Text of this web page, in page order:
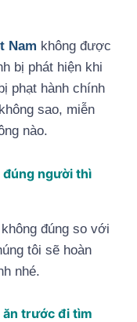
Nam không được
bị phát hiện khi
phạt hành chính
sao, miễn
nào.
đúng người thì
đúng so với
tôi sẽ hoàn
nhé.
ăn trước đi tìm